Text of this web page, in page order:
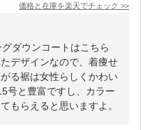
価格と在庫を楽天でチェック >>
ダウンコートはこちら
デザインなので、着痩せ
る裾は女性らしくかわい
号と豊富ですし、カラー
もらえると思いますよ。